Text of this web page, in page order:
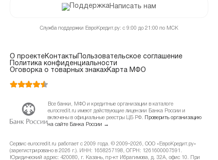
Написать нам
Служба поддержки ЕвроКредит.ру: с 9:00 до 21:00 по МСК
О проектеКонтакты
Пользовательское соглашение
Политика конфиденциальности
Оговорка о товарных знакахКарта МФО
Все банки, МФО и кредитные организации в каталоге
eurocredit.ru имеют действующие лицензии Банка России и
включены в официальные реестры ЦБ РФ.
Проверить организацию
на сайте Банка России →
Сервис eurocredit.ru работает с 2009 года. © 2009–2026, ООО «ЕвроКредит.ру»
(зарегистрировано в 2026 г.). ИНН: 1658257198, ОГРН: 1261600007591.
Юридический адрес: 420080, г. Казань, пр-кт Ибрагимова, д. 32А, офис 10. При